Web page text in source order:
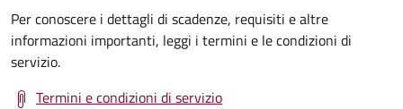
Per conoscere i dettagli di scadenze, requisiti e altre
informazioni importanti, leggi i termini e le condizioni di
servizio.
Termini e condizioni di servizio